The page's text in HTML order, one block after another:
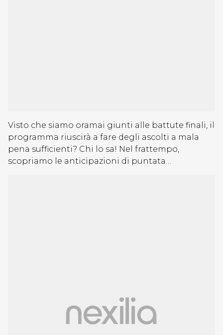
Visto che siamo oramai giunti alle battute finali, il
programma riuscirà a fare degli ascolti a mala
pena sufficienti? Chi lo sa! Nel frattempo,
scopriamo le anticipazioni di puntata…